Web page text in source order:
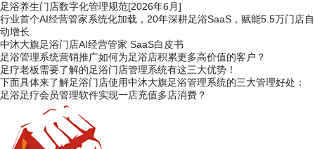
足浴养生门店数字化管理规范[2026年6月]
行业首个AI经营管家系统化加载，20年深耕足浴SaaS，赋能5.5万门店自
动增长
中沐大旗足浴门店AI经营管家 SaaS白皮书
足浴管理系统营销推广如何为足浴店积累更多高价值的客户？
足疗老板需要了解的足浴门店管理系统有这三大优势！
下面具体来了解足浴门店使用中沐大旗足浴管理系统的三大管理好处：
足浴足疗会员管理软件实现一店充值多店消费？
张先生
136****2006